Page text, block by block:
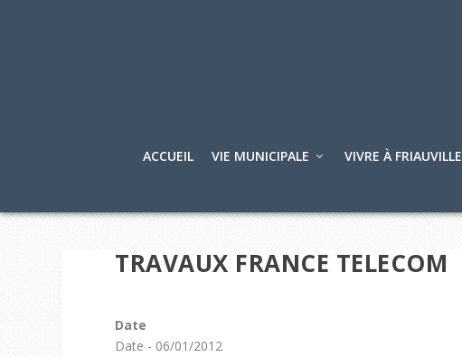
ACCUEIL VIE MUNICIPALE VIVRE À FRIAUVILLE
TRAVAUX FRANCE TELECOM
Date
Date - 06/01/2012